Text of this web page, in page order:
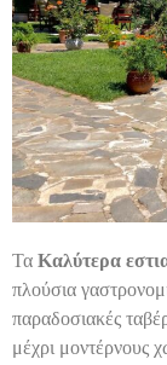
Τα Καλύτερα
πλούσια
παραδοσιακές
μέχρι μοντέρνους